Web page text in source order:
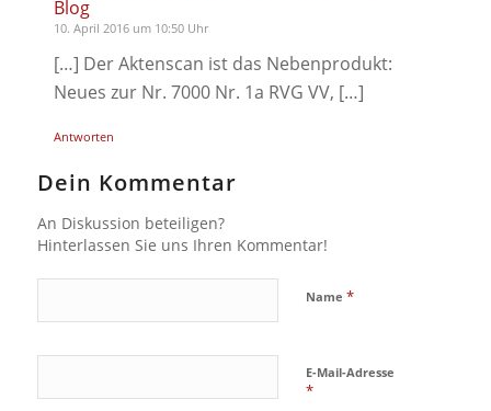
Blog
10. April 2016 um 10:50 Uhr
[…] Der Aktenscan ist das Nebenprodukt:
Neues zur Nr. 7000 Nr. 1a RVG VV, […]
Antworten
Dein Kommentar
An Diskussion beteiligen?
Hinterlassen Sie uns Ihren Kommentar!
Name *
E-Mail-Adresse
*